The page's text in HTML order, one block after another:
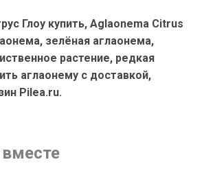
Глоу купить, Aglaonema Citrus
зелёная аглаонема,
растение, редкая
аглаонему с доставкой,
Pilea.ru.